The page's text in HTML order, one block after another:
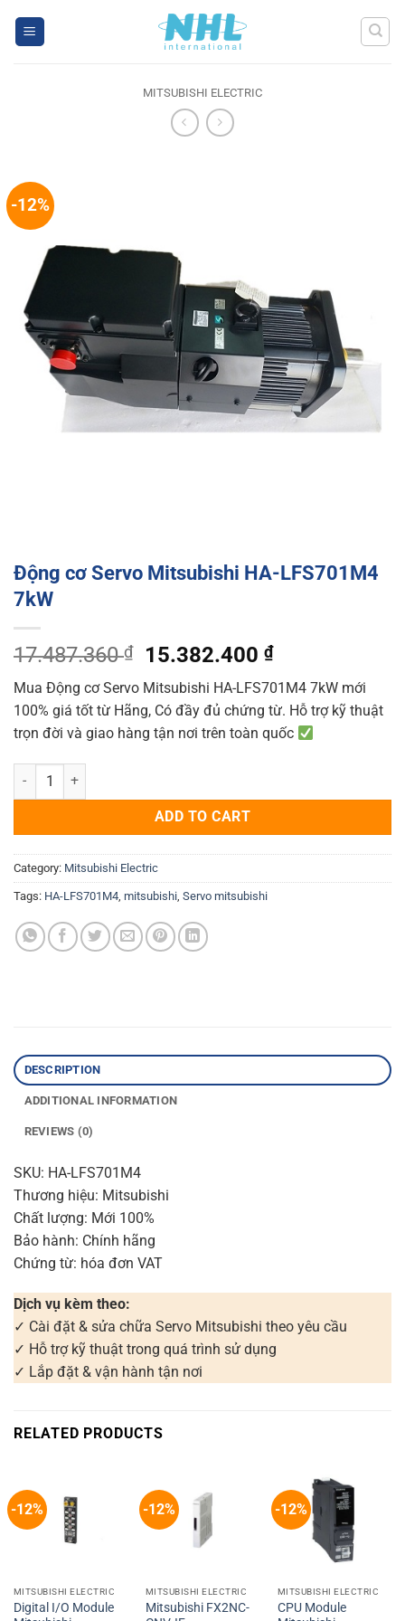
MITSUBISHI ELECTRIC
-12%
Động cơ Servo Mitsubishi HA-LFS701M4
7kW
17.487.360₫
Original
price
was:
17.487.360 ₫.
15.382.400₫Current
price
is:
15.382.400
Mua Động cơ Servo Mitsubishi HA-LFS701M4 7kW mới
100% giá tốt từ Hãng, Có đầy đủ chứng từ. Hỗ trợ kỹ thuật
trọn đời và giao hàng tận nơi trên toàn quốc
Động cơ Servo Mitsubishi HA-LFS701M4 7kW quantity
ADD TO CART
Category: Mitsubishi Electric
Tags: HA-LFS701M4 mitsubishi Servo mitsubishi
DESCRIPTION
ADDITIONAL INFORMATION
REVIEWS (0)
SKU: HA-LFS701M4
Thương hiệu: Mitsubishi
Chất lượng: Mới 100%
Bảo hành: Chính hãng
Chứng từ: hóa đơn VAT
Dịch vụ kèm theo:
✓ Cài đặt & sửa chữa Servo Mitsubishi theo yêu cầu
✓ Hỗ trợ kỹ thuật trong quá trình sử dụng
✓ Lắp đặt & vận hành tận nơi
RELATED PRODUCTS
-12%
MITSUBISHI ELECTRIC
Digital I/O Module
-12%
MITSUBISHI ELECTRIC
Mitsubishi FX2NC-
-12%
MITSUBISHI ELECTRIC
CPU Module